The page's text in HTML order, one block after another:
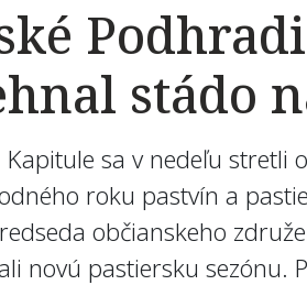
stádo
Kapitule sa v nedeľu stretli
roku pastvín a
občianskeho
novú pastiersku sezónu.